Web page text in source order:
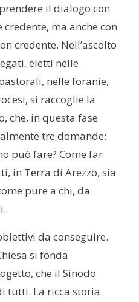
il dialogo con
ma anche con
credente. Nell’ascolto
eletti nelle
nelle foranie,
si raccoglie la
che, in questa fase
tre domande:
può fare? Come far
in Terra di Arezzo, sia
pure a chi, da
da conseguire.
si fonda
che il Sinodo
tutti. La ricca storia